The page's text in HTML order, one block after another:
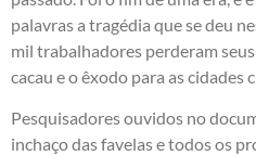
palavras a tragédia que se deu
mil trabalhadores perderam
cacau e o êxodo para as cidades
Pesquisadores ouvidos no
inchaço das favelas e todos os